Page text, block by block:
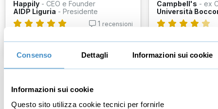
Consenso Dettagli Informazioni sui cookie
Informazioni sui cookie
Questo sito utilizza cookie tecnici per fornirle
Happily - CEO e Founder
AIDP Liguria - Presidente
1 recensioni
€97,00+IVA
Campbell's - ex
Università
€147,00+IVA
Mindfulness